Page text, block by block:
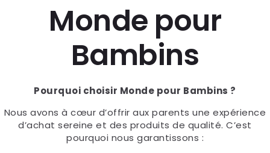
Monde pour
Bambins
Pourquoi choisir Monde pour Bambins ?
Nous avons à cœur d’offrir aux parents une expérience
d’achat sereine et des produits de qualité. C’est
pourquoi nous garantissons :